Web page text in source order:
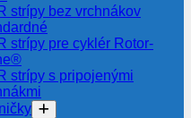
strípy bez vrchnákov
strípy pre cyklér Rotor-
strípy s pripojenými